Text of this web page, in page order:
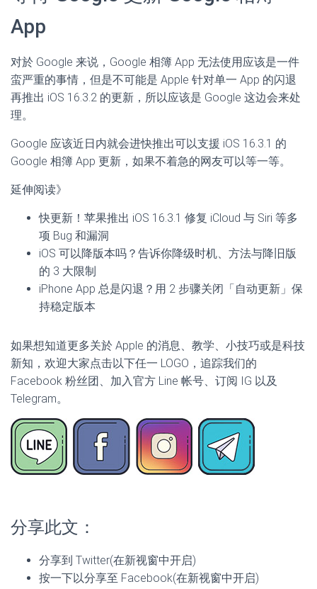
App
对於 Google 来说，Google 相簿 App 无法使用应该是一件
蛮严重的事情，但是不可能是 Apple 针对单一 App 的闪退
再推出 iOS 16.3.2 的更新，所以应该是 Google 这边会来处
理。
Google 应该近日内就会进快推出可以支援 iOS 16.3.1 的
Google 相簿 App 更新，如果不着急的网友可以等一等。
延伸阅读》
快更新！苹果推出 iOS 16.3.1 修复 iCloud 与 Siri 等多
项 Bug 和漏洞
iOS 可以降版本吗？告诉你降级时机、方法与降旧版
的 3 大限制
iPhone App 总是闪退？用 2 步骤关闭「自动更新」保
持稳定版本
如果想知道更多关於 Apple 的消息、教学、小技巧或是科技
新知，欢迎大家点击以下任一 LOGO，追踪我们的
Facebook 粉丝团、加入官方 Line 帐号、订阅 IG 以及
Telegram。
分享此文：
分享到 Twitter(在新视窗中开启)
按一下以分享至 Facebook(在新视窗中开启)